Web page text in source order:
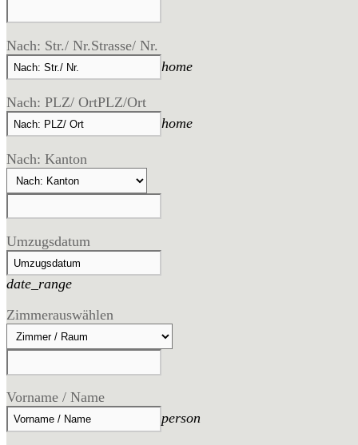
Nach: Str./ Nr.Strasse/ Nr.
home
Nach: PLZ/ OrtPLZ/Ort
home
Nach: Kanton
Umzugsdatum
date_range
Zimmerauswählen
Vorname / Name
person